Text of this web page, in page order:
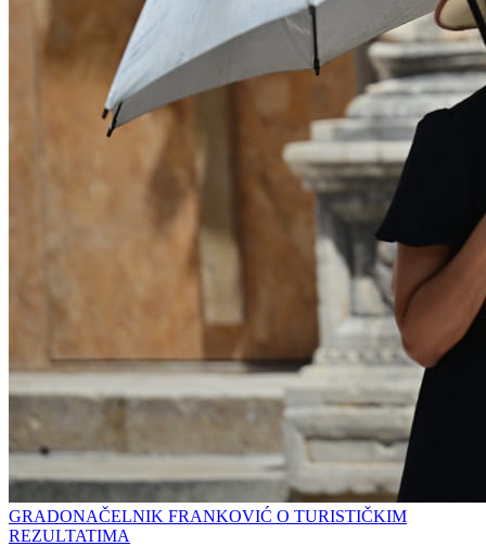
GRADONAČELNIK FRANKOVIĆ O TURISTIČKIM
REZULTATIMA